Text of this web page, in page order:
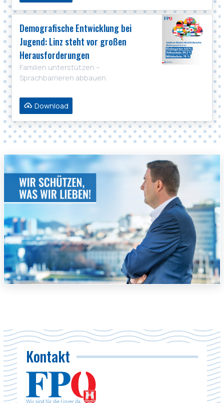
Demografische Entwicklung bei
Jugend: Linz steht vor großen
Herausforderungen
Familien unterstützen –
Sprachbarrieren abbauen
Download
Kontakt